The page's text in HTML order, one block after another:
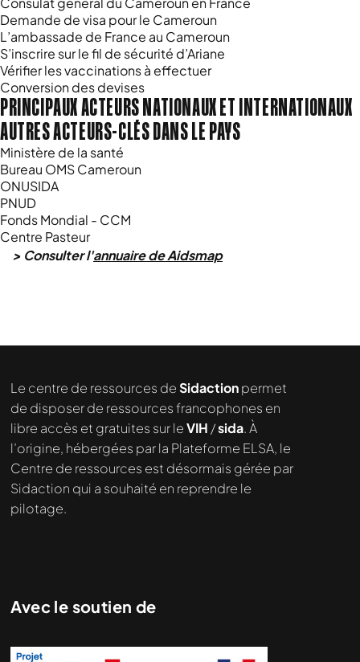
Demande de visa pour le Cameroun
L’ambassade de France au Cameroun
S’inscrire sur le fil de sécurité d’Ariane
Vérifier les vaccinations à effectuer
Conversion des devises
PRINCIPAUX ACTEURS NATIONAUX ET INTERNATIONAUX
AUTRES ACTEURS-CLÉS DANS LE PAYS
Ministère de la santé
Bureau OMS Cameroun
ONUSIDA
PNUD
Fonds Mondial - CCM
Centre Pasteur
> Consulter l'annuaire de Aidsmap
Le centre de ressources deSidactionpermet
de disposer de ressources francophones en
libre accès et gratuites sur leVIH /sida. À
l’origine, hébergées par la Plateforme ELSA, le
Centre de ressources est désormais gérée par
Sidaction qui a souhaité en reprendre le
pilotage.
Avec le soutien de